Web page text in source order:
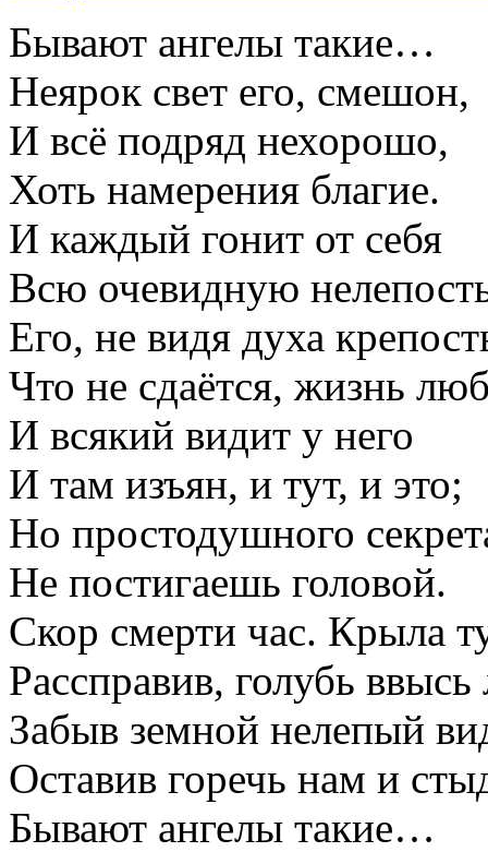
Бывают ангелы такие…
Неярок свет его, смешон,
И всё подряд нехорошо,
Хоть намерения благие.
И каждый гонит от себя
Всю очевидную
Его, не видя духа
Что не сдаётся, жизнь
И всякий видит у него
И там изъян, и тут, и это;
Но простодушного
Не постигаешь головой.
Скор смерти час. Крыла
Рассправив, голубь ввысь
Забыв земной нелепый
Оставив горечь нам и
Бывают ангелы такие…